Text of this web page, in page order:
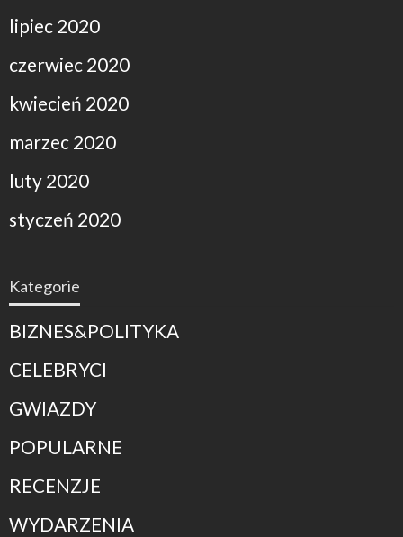
lipiec 2020
czerwiec 2020
kwiecień 2020
marzec 2020
luty 2020
styczeń 2020
Kategorie
BIZNES&POLITYKA
CELEBRYCI
GWIAZDY
POPULARNE
RECENZJE
WYDARZENIA